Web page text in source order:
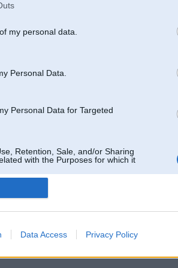
my personal data.
Personal Data.
Personal Data for Targeted
Retention, Sale, and/or Sharing
with the Purposes for which it
Data Access Privacy Policy